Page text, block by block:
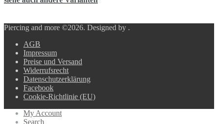
Piercing and more ©2026. Designed by .
AGB
Impressum
Preise und Versand
Widerrufsrecht
Datenschutzerklärung
Facebook
Cookie-Richtlinie (EU)
My Account
Search